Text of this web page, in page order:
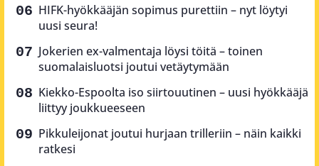
HIFK-hyökkääjän sopimus purettiin – nyt löytyi
uusi seura!
Jokerien ex-valmentaja löysi töitä – toinen
suomalaisluotsi joutui vetäytymään
Kiekko-Espoolta iso siirtouutinen – uusi hyökkääjä
liittyy joukkueeseen
Pikkuleijonat joutui hurjaan trilleriin – näin kaikki
ratkesi